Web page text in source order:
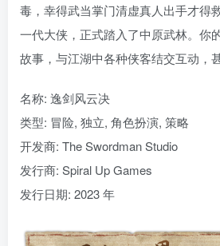
毒，幸得武当掌门清虚真人出手才得
一代大侠，正式踏入了中原武林。你
故事，与江湖中各种侠客结交互动，
名称: 逸剑风云决
类型: 冒险, 独立, 角色扮演, 策略
开发商: The Swordman Studio
发行商: Spiral Up Games
发行日期: 2023 年